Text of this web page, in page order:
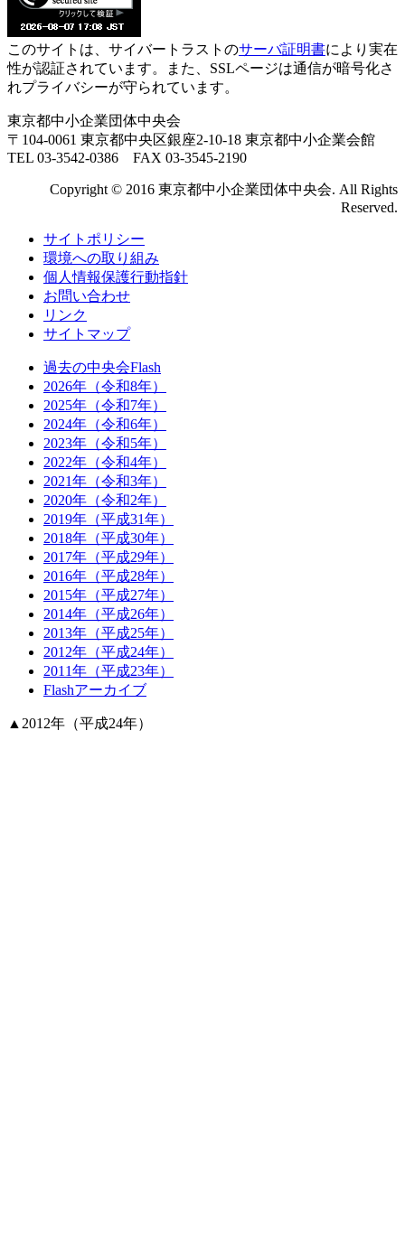
このサイトは、サイバートラストのサーバ証明書により実在
性が認証されています。また、SSLページは通信が暗号化さ
れプライバシーが守られています。
東京都中小企業団体中央会
〒104-0061 東京都中央区銀座2-10-18 東京都中小企業会館
TEL 03-3542-0386 FAX 03-3545-2190
Copyright © 2016 東京都中小企業団体中央会. All Rights
Reserved.
サイトポリシー
環境への取り組み
個人情報保護行動指針
お問い合わせ
リンク
サイトマップ
過去の中央会Flash
2026年（令和8年）
2025年（令和7年）
2024年（令和6年）
2023年（令和5年）
2022年（令和4年）
2021年（令和3年）
2020年（令和2年）
2019年（平成31年）
2018年（平成30年）
2017年（平成29年）
2016年（平成28年）
2015年（平成27年）
2014年（平成26年）
2013年（平成25年）
2012年（平成24年）
2011年（平成23年）
Flashアーカイブ
▲2012年（平成24年）